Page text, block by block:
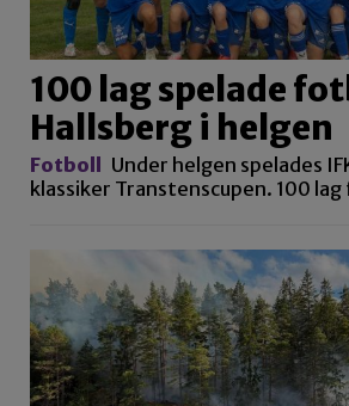
100 lag spelade
Hallsberg i helgen
Fotboll Under helgen spelades
klassiker Transtenscupen. 100